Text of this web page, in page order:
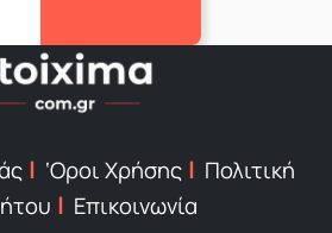
‘Οροι Χρήσης
Πολιτική
Επικοινωνία